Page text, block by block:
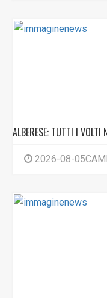
ALBERESE: TUTTI I VOLTI
2026-08-